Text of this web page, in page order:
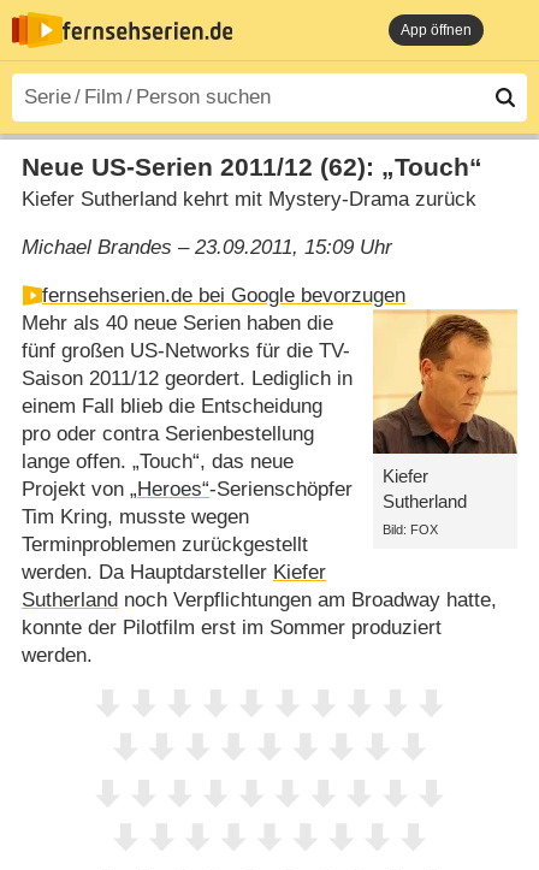
App öffnen
Neue US-Serien 2011/​12 (62): „Touch“
Kiefer Sutherland kehrt mit Mystery-Drama zurück
Michael Brandes – 23.09.2011, 15:09 Uhr
fernsehserien.de bei Google bevorzugen
Kiefer
Sutherland
Bild: FOX
Mehr als 40 neue Serien haben die
fünf großen US-Networks für die TV-
Saison 2011/​12 geordert. Lediglich in
einem Fall blieb die Entscheidung
pro oder contra Serienbestellung
lange offen. „Touch“, das neue
Projekt von „Heroes“-Serienschöpfer
Tim Kring, musste wegen
Terminproblemen zurückgestellt
werden. Da Hauptdarsteller Kiefer
Sutherlandnoch Verpflichtungen am Broadway hatte,
konnte der Pilotfilm erst im Sommer produziert
werden.